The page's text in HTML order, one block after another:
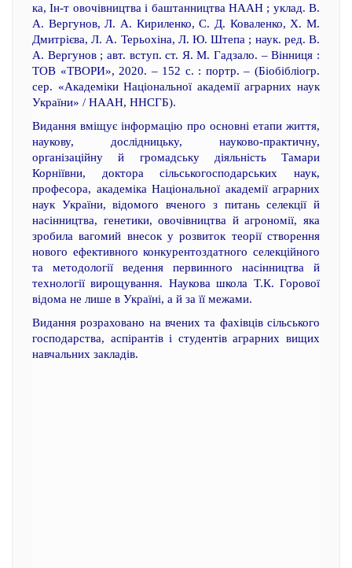
ка, Ін-т овочівництва і баштанництва НААН ; уклад. В.
А. Вергунов, Л. А. Кириленко, С. Д. Коваленко, Х. М.
Дмитрієва, Л. А. Терьохіна, Л. Ю. Штепа ; наук. ред. В.
А. Вергунов ; авт. вступ. ст. Я. М. Гадзало. – Вінниця :
ТОВ «ТВОРИ», 2020. – 152 с. : портр. – (Біобібліогр.
сер. «Академіки Національної академії аграрних наук
України» / НААН, ННСГБ).
Видання вміщує інформацію про основні етапи життя,
наукову, дослідницьку, науково-практичну,
організаційну й громадську діяльність Тамари
Корніївни, доктора сільськогосподарських наук,
професора, академіка Національної академії аграрних
наук України, відомого вченого з питань селекції й
насінництва, генетики, овочівництва й агрономії, яка
зробила вагомий внесок у розвиток теорії створення
нового ефективного конкурентоздатного селекційного
та методології ведення первинного насінництва й
технології вирощування. Наукова школа Т.К. Горової
відома не лише в Україні, а й за її межами.
Видання розраховано на вчених та фахівців сільського
господарства, аспірантів і студентів аграрних вищих
навчальних закладів.